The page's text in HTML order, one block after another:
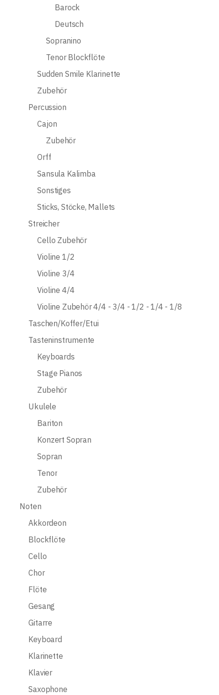
Barock
Deutsch
Sopranino
Tenor Blockflöte
Sudden Smile Klarinette
Zubehör
Percussion
Cajon
Zubehör
Orff
Sansula Kalimba
Sonstiges
Sticks, Stöcke, Mallets
Streicher
Cello Zubehör
Violine 1/2
Violine 3/4
Violine 4/4
Violine Zubehör 4/4 - 3/4 - 1/2 - 1/4 - 1/8
Taschen/Koffer/Etui
Tasteninstrumente
Keyboards
Stage Pianos
Zubehör
Ukulele
Bariton
Konzert Sopran
Sopran
Tenor
Zubehör
Noten
Akkordeon
Blockflöte
Cello
Chor
Flöte
Gesang
Gitarre
Keyboard
Klarinette
Klavier
Saxophone